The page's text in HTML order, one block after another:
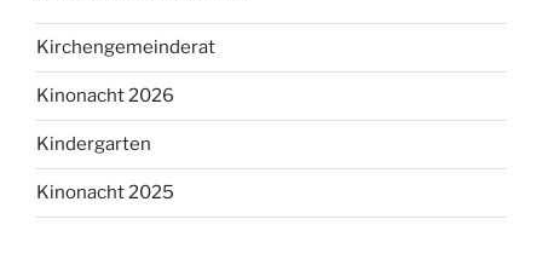
Kirchengemeinderat
Kinonacht 2026
Kindergarten
Kinonacht 2025